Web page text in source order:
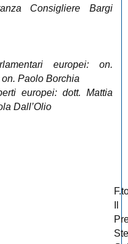
Consigliere Bargi
europei: on.
Paolo Borchia
europei: dott. Mattia
Dall’Olio